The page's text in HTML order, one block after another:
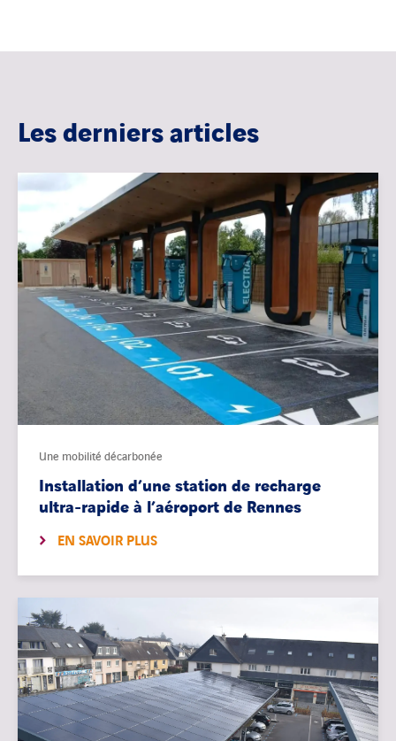
Les derniers articles
Une mobilité décarbonée
Installation d’une station de recharge
ultra-rapide à l’aéroport de Rennes
EN SAVOIR PLUS